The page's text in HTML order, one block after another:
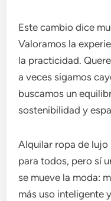
Este cambio dice
Valoramos la
la practicidad.
a veces sigamos
buscamos un
sostenibilidad y
Alquilar ropa de lujo
para todos, pero sí
se mueve la moda:
más uso inteligente